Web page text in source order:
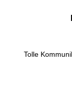
Tolle